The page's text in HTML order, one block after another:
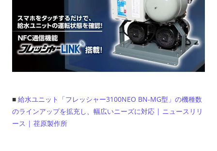
■ 給水ユニット「フレッシャー3100NEO BN-MG型」の機種数
のラインアップを拡充し、幅広いニーズに対応 | ニュースリリ
ース | 荏原製作所